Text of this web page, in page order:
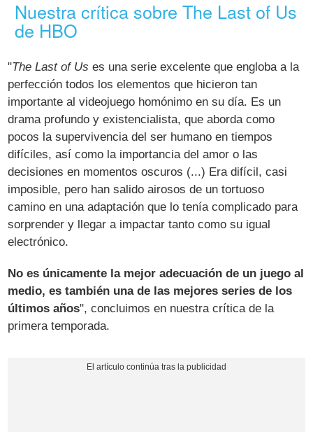
Nuestra crítica sobre The Last of Us
de HBO
"The Last of Us es una serie excelente que engloba a la
perfección todos los elementos que hicieron tan
importante al videojuego homónimo en su día. Es un
drama profundo y existencialista, que aborda como
pocos la supervivencia del ser humano en tiempos
difíciles, así como la importancia del amor o las
decisiones en momentos oscuros (...) Era difícil, casi
imposible, pero han salido airosos de un tortuoso
camino en una adaptación que lo tenía complicado para
sorprender y llegar a impactar tanto como su igual
electrónico.
No es únicamente la mejor adecuación de un juego al
medio, es también una de las mejores series de los
últimos años", concluimos en nuestra crítica de la
primera temporada.